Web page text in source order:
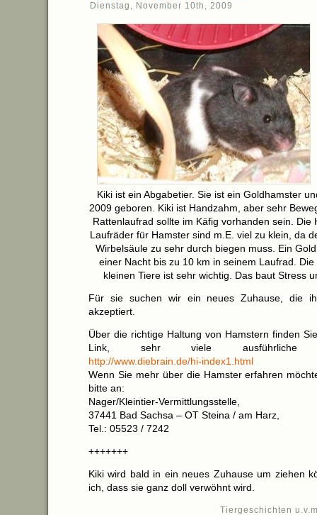
Dienstag, November 10th, 2009
Kiki ist ein Abgabetier. Sie ist ein Goldhamster
2009 geboren. Kiki ist Handzahm, aber sehr
Rattenlaufrad sollte im Käfig vorhanden sein. Die
Laufräder für Hamster sind m.E. viel zu klein, da
Wirbelsäule zu sehr durch biegen muss. Ein
einer Nacht bis zu 10 km in seinem Laufrad.
kleinen Tiere ist sehr wichtig. Das baut Stress
Für sie suchen wir ein neues Zuhause, die
akzeptiert.
Über die richtige Haltung von Hamstern finden
Link, sehr viele ausführliche
http://www.diebrain.de/hi-index1.html
Wenn Sie mehr über die Hamster erfahren
bitte an:
Nager/Kleintier-Vermittlungsstelle,
37441 Bad Sachsa – OT Steina / am Harz,
Tel.: 05523 / 7242
+++++++
Kiki wird bald in ein neues Zuhause um ziehen
ich, dass sie ganz doll verwöhnt wird.
Tiergeschichten